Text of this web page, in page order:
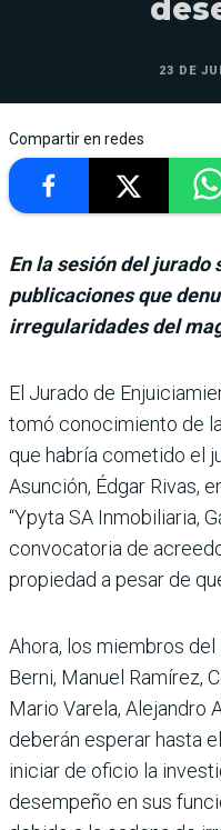
23 DE
Compartir en redes
En la sesión del jurado
publicaciones que
irregularidades del
El Jurado de
tomó conocimiento de
que habría cometido el
Asunción, Édgar Rivas,
“Ypyta SA Inmo­biliaria,
convocatoria de
propiedad a pesar de
Ahora, los miembros
Berni, Manuel Ramírez,
Mario Varela, Alejan­dro
deberán esperar hasta
iniciar de oficio la
desempeño en sus